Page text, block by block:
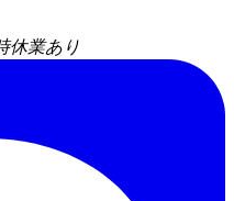
休業あり